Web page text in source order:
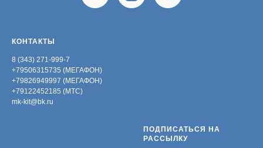
КОНТАКТЫ
8 (343) 271-999-7
+79506315735 (МЕГАФОН)
+79826949997 (МЕГАФОН)
+79122452185 (МТС)
mk-kit@bk.ru
ПОДПИСАТЬСЯ НА
РАССЫЛКУ